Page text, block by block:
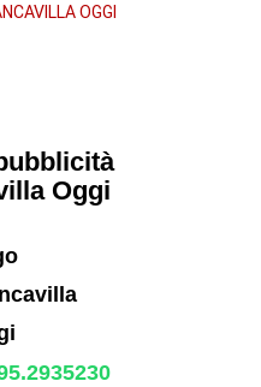
OGGI
Oggi